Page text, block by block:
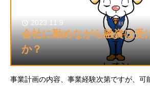
2023.11.9
会社に勤めながら融資は受
か？
事業計画の内容、事業経験次第ですが、可